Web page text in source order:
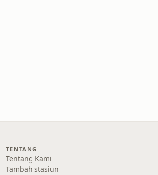
TENTANG
Tentang Kami
Tambah stasiun